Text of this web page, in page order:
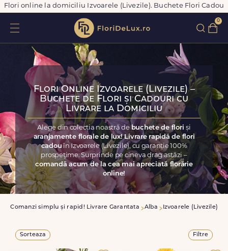
Flori online la domiciliu Izvoarele (Livezile). Buchete Flori Cadou
0
Flori Online Izvoarele (Livezile) –
Buchete de Flori și Cadouri cu
Livrare la Domiciliu
Alege din colecția noastră de buchete de floriși
aranjamente florale de lux! Livrare rapidă de flori
cadouîn Izvoarele (Livezile), cu garanție 100%
prospețime. Surprinde pe cineva drag astăzi –
comandă acum de la cea mai apreciată florărie
online!
Comanzi simplu și rapid! Livrare Garantata Alba Izvoarele (Livezile)
Sorteaza Filtre